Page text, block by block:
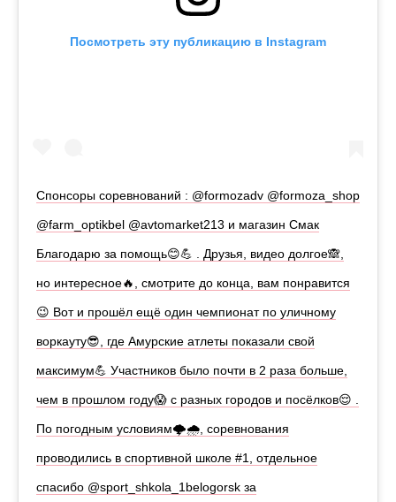
Посмотреть эту публикацию в Instagram
Спонсоры соревнований : @formozadv @formoza_shop
@farm_optikbel @avtomarket213 и магазин Смак
Благодарю за помощь😊💪 . Друзья, видео долгое🙈,
но интересное🔥, смотрите до конца, вам понравится
😉 Вот и прошёл ещё один чемпионат по уличному
воркауту😎, где Амурские атлеты показали свой
максимум💪 Участников было почти в 2 раза больше,
чем в прошлом году😱 с разных городов и посёлков😌 .
По погодным условиям🌩️🌧️, соревнования
проводились в спортивной школе #1, отдельное
спасибо @sport_shkola_1belogorsk за